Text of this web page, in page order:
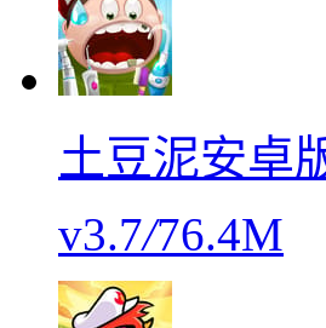
土豆泥安卓
v3.7/76.4M